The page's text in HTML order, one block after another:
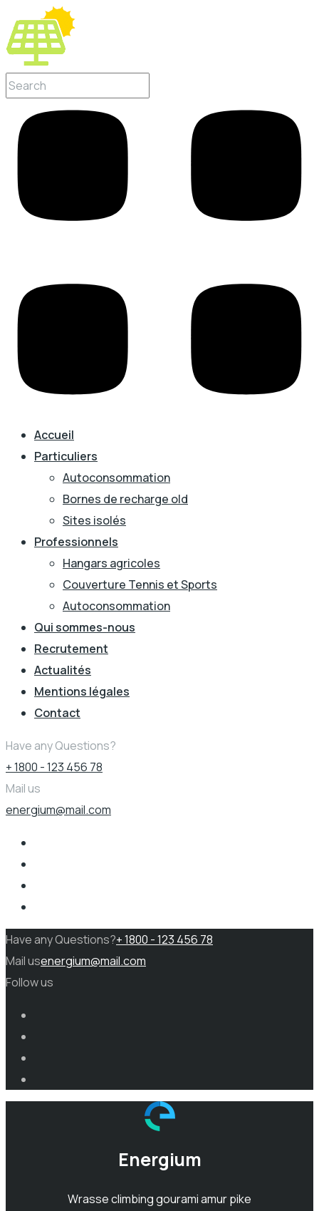
Accueil
Particuliers
Autoconsommation
Bornes de recharge old
Sites isolés
Professionnels
Hangars agricoles
Couverture Tennis et Sports
Autoconsommation
Qui sommes-nous
Recrutement
Actualités
Mentions légales
Contact
Have any Questions?
+ 1800 - 123 456 78
Mail us
energium@mail.com
Have any Questions?+ 1800 - 123 456 78
Mail usenergium@mail.com
Follow us
Energium
Wrasse climbing gourami amur pike